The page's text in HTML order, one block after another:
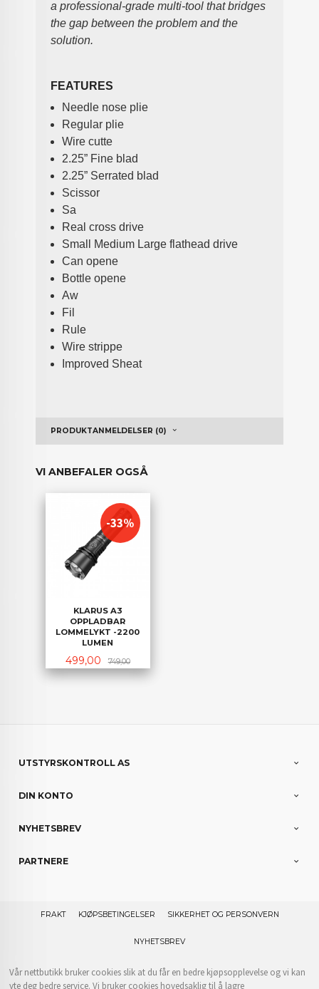
a professional-grade multi-tool that bridges
the gap between the problem and the
solution.
FEATURES
Needle nose plie
Regular plie
Wire cutte
2.25” Fine blad
2.25” Serrated blad
Scissor
Sa
Real cross drive
Small Medium Large flathead drive
Can opene
Bottle opene
Aw
Fil
Rule
Wire strippe
Improved Sheat
PRODUKTANMELDELSER (0)
VI ANBEFALER OGSÅ
KLARUS A3
OPPLADBAR
LOMMELYKT -2200
LUMEN
Tilbud
499,00 749,00Rabatt
-33%
UTSTYRSKONTROLL AS
DIN KONTO
NYHETSBREV
PARTNERE
FRAKT KJØPSBETINGELSER SIKKERHET OG PERSONVERN
NYHETSBREV
Vår nettbutikk bruker cookies slik at du får en bedre kjøpsopplevelse og vi kan
yte deg bedre service. Vi bruker cookies hovedsaklig til å lagre